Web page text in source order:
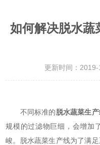
如何解决脱水蔬
更新时间：
不同标准的 脱水蔬菜生
规模的过滤物巨细，会增加
峻。脱水蔬菜生产线为了满